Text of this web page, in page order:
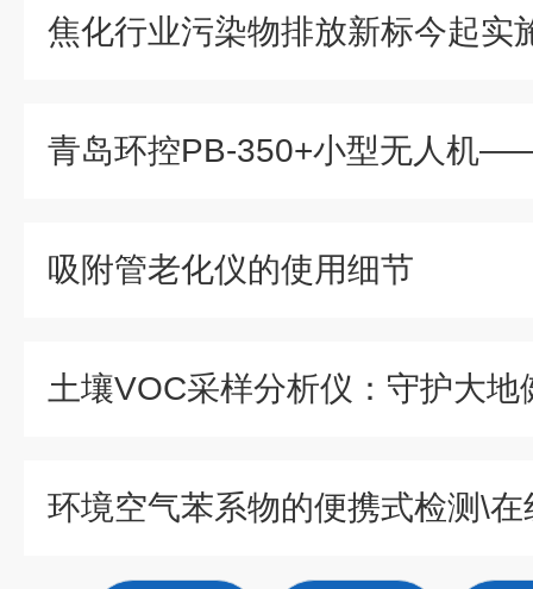
吸附管老化仪的使用细节
环境空气苯系物的便携式检测\在